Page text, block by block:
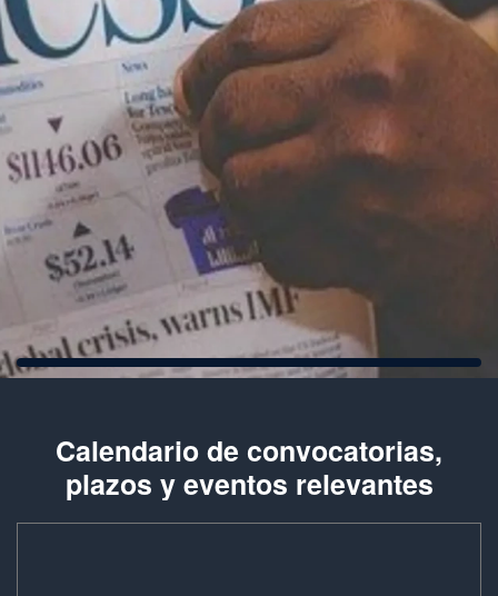
Calendario de convocatorias,
plazos y eventos relevantes